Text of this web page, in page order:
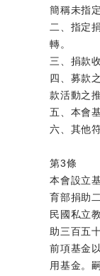
簡稱未指
二、指定
轉。
三、捐款
四、募款
款活動之
五、本會
六、其他
第3條
本會設立
育部捐助
民國私立
助三百五
前項基金
用基金。